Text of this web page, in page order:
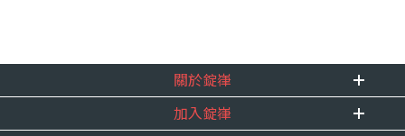
關於錠嵂
企業資訊
加入錠嵂